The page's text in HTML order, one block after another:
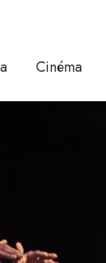
Cinéma